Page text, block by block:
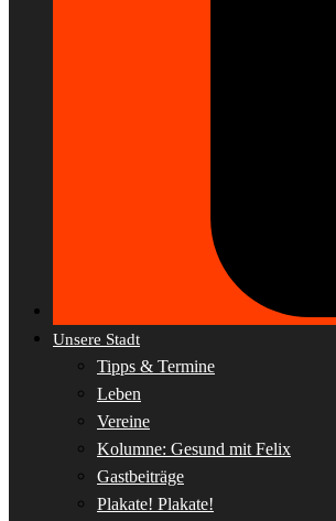
Unsere Stadt
Tipps & Termine
Leben
Vereine
Kolumne: Gesund mit Felix
Gastbeiträge
Plakate! Plakate!